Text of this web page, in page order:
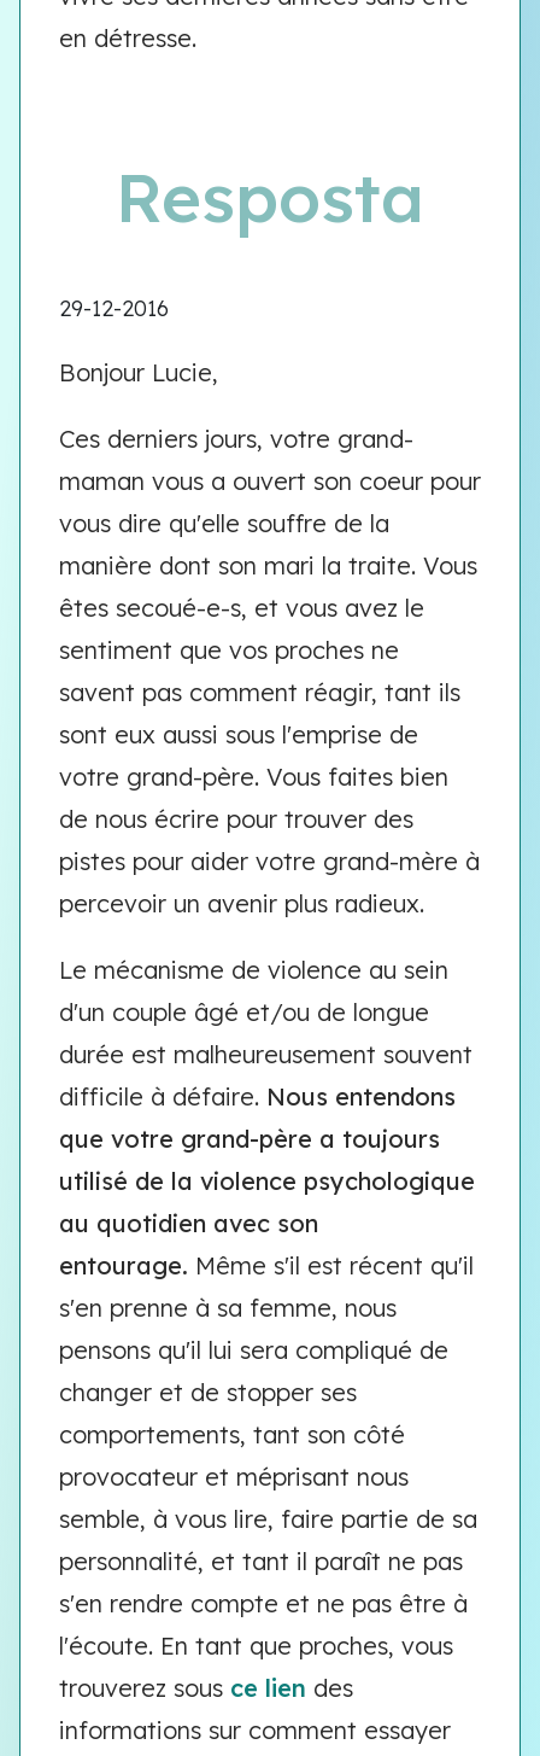
en détresse.
Resposta
29-12-2016
Bonjour Lucie,
Ces derniers jours, votre grand-
maman vous a ouvert son coeur pour
vous dire qu'elle souffre de la
manière dont son mari la traite. Vous
êtes secoué-e-s, et vous avez le
sentiment que vos proches ne
savent pas comment réagir, tant ils
sont eux aussi sous l'emprise de
votre grand-père. Vous faites bien
de nous écrire pour trouver des
pistes pour aider votre grand-mère à
percevoir un avenir plus radieux.
Le mécanisme de violence au sein
d'un couple âgé et/ou de longue
durée est malheureusement souvent
difficile à défaire. Nous entendons
que votre grand-père a toujours
utilisé de la violence psychologique
au quotidien avec son
entourage. Même s'il est récent qu'il
s'en prenne à sa femme, nous
pensons qu'il lui sera compliqué de
changer et de stopper ses
comportements, tant son côté
provocateur et méprisant nous
semble, à vous lire, faire partie de sa
personnalité, et tant il paraît ne pas
s'en rendre compte et ne pas être à
l'écoute. En tant que proches, vous
trouverez sous ce lien des
informations sur comment essayer